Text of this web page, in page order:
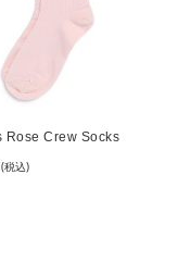
Rose Crew Socks
(税込)